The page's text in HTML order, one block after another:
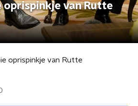
oprispinkje van Rutte
oprispinkje van Rutte